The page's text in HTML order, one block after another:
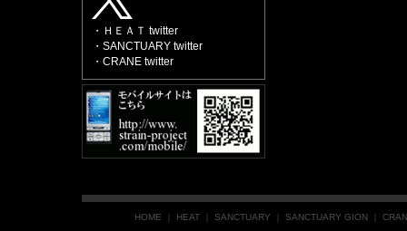
・ＨＥＡＴ twitter
・SANCTUARY twitter
・CRANE twitter
HOME HEAT SANCTUARY SANCTUARY GION